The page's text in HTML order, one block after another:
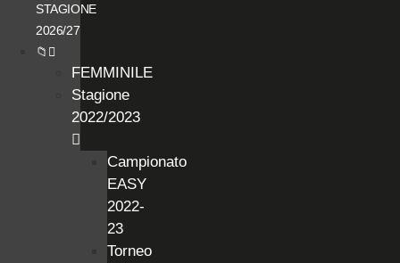
STAGIONE
2026/27
📁
FEMMINILE
Stagione
2022/2023
Campionato
EASY
2022-
23
Torneo